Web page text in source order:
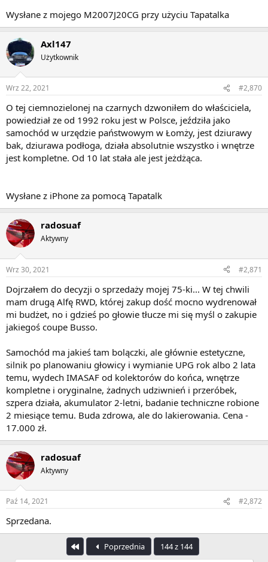
Wysłane z mojego M2007J20CG przy użyciu Tapatalka
Axl147
Użytkownik
Wrz 22, 2021 #2,870
O tej ciemnozielonej na czarnych dzwoniłem do właściciela,
powiedział ze od 1992 roku jest w Polsce, jeździła jako
samochód w urzędzie państwowym w Łomży, jest dziurawy
bak, dziurawa podłoga, działa absolutnie wszystko i wnętrze
jest kompletne. Od 10 lat stała ale jest jeżdżąca.
Wysłane z iPhone za pomocą Tapatalk
radosuaf
Aktywny
Wrz 30, 2021 #2,871
Dojrzałem do decyzji o sprzedaży mojej 75-ki... W tej chwili
mam drugą Alfę RWD, której zakup dość mocno wydrenował
mi budżet, no i gdzieś po głowie tłucze mi się myśl o zakupie
jakiegoś coupe Busso.
Samochód ma jakieś tam bolączki, ale głównie estetyczne,
silnik po planowaniu głowicy i wymianie UPG rok albo 2 lata
temu, wydech IMASAF od kolektorów do końca, wnętrze
kompletne i oryginalne, żadnych udziwnień i przeróbek,
szpera działa, akumulator 2-letni, badanie techniczne robione
2 miesiące temu. Buda zdrowa, ale do lakierowania. Cena -
17.000 zł.
radosuaf
Aktywny
Paź 14, 2021 #2,872
Sprzedana.
PierwszyPoprzednia
144 z 144